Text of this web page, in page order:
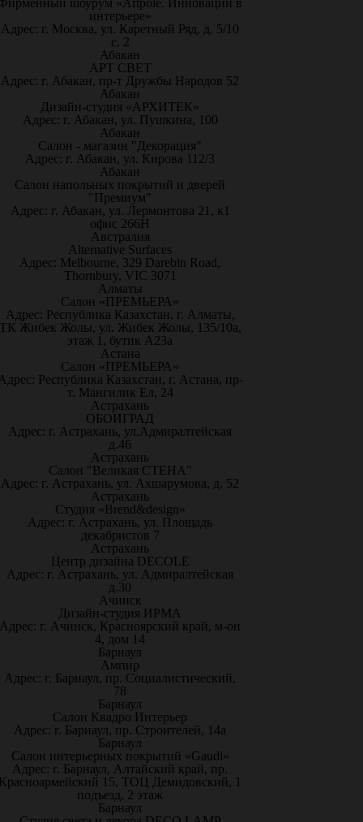
шоурум «Artpole. Инновации в
интерьере»
Адрес: г. Москва, ул. Каретный Ряд, д. 5/10
с. 2
Абакан
АРТ СВЕТ
Адрес: г. Абакан, пр-т Дружбы Народов 52
Абакан
Дизайн-студия «АРХИТЕК»
Адрес: г. Абакан, ул. Пушкина, 100
Абакан
Салон - магазин "Декорация"
Адрес: г. Абакан, ул. Кирова 112/3
Абакан
Салон напольных покрытий и дверей
"Премиум"
Адрес: г. Абакан, ул. Лермонтова 21, к1
офис 266Н
Австралия
Alternative Surfaces
Адрес: Melbourne, 329 Darebin Road,
Thornbury, VIC 3071
Алматы
Салон «ПРЕМЬЕРА»
Адрес: Республика Казахстан, г. Алматы,
Жибек Жолы, ул. Жибек Жолы, 135/10а,
этаж 1, бутик А23а
Астана
Салон «ПРЕМЬЕРА»
Республика Казахстан, г. Астана, пр-
т. Мангилик Ел, 24
Астрахань
ОБОИГРАД
Адрес: г. Астрахань, ул.Адмиралтейская
д.46
Астрахань
Салон "Великая СТЕНА"
Адрес: г. Астрахань, ул. Ахшарумова, д. 52
Астрахань
Студия «Brend&design»
Адрес: г. Астрахань, ул. Площадь
декабристов 7
Астрахань
Центр дизайна DECOLE
Адрес: г. Астрахань, ул. Адмиралтейская
д.30
Ачинск
Дизайн-студия ИРМА
Адрес: г. Ачинск, Красноярский край, м-он
4, дом 14
Барнаул
Ампир
Адрес: г. Барнаул, пр. Социалистический,
78
Барнаул
Салон Квадро Интерьер
Адрес: г. Барнаул, пр. Строителей, 14а
Барнаул
Салон интерьерных покрытий «Gaudi»
Адрес: г. Барнаул, Алтайский край, пр.
15, ТОЦ Демидовский, 1
подъезд, 2 этаж
Барнаул